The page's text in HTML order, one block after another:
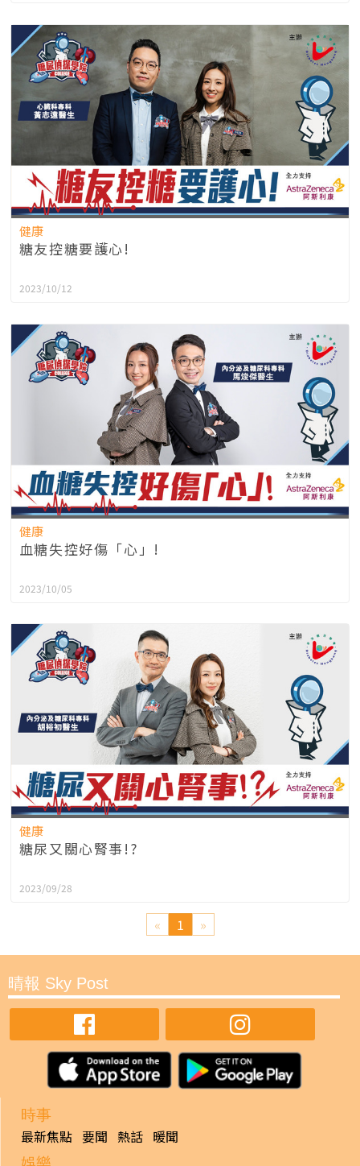
健康
糖友控糖要護心!
2023/10/12
健康
血糖失控好傷「心」!
2023/10/05
健康
糖尿又關心腎事!?
2023/09/28
« 1 »
晴報 Sky Post
時事
最新焦點 要聞 熱話 暖聞